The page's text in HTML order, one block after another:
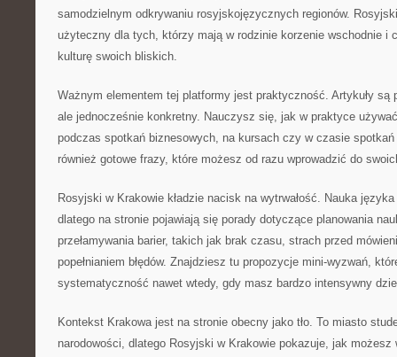
samodzielnym odkrywaniu rosyjskojęzycznych regionów.
użyteczny dla tych, którzy mają w rodzinie korzenie wschodnie i
kulturę swoich bliskich.
Ważnym elementem tej platformy jest praktyczność. Artykuły są
ale jednocześnie konkretny. Nauczysz się, jak w praktyce
podczas spotkań biznesowych, na kursach czy w czasie
również gotowe frazy, które możesz od razu wprowadzić do
Rosyjski w Krakowie kładzie nacisk na wytrwałość. Nauka
dlatego na stronie pojawiają się porady dotyczące planowania
przełamywania barier, takich jak brak czasu, strach przed
popełnianiem błędów. Znajdziesz tu propozycje mini-wyzwań,
systematyczność nawet wtedy, gdy masz bardzo intensywny
Kontekst Krakowa jest na stronie obecny jako tło. To miasto
narodowości, dlatego Rosyjski w Krakowie pokazuje, jak